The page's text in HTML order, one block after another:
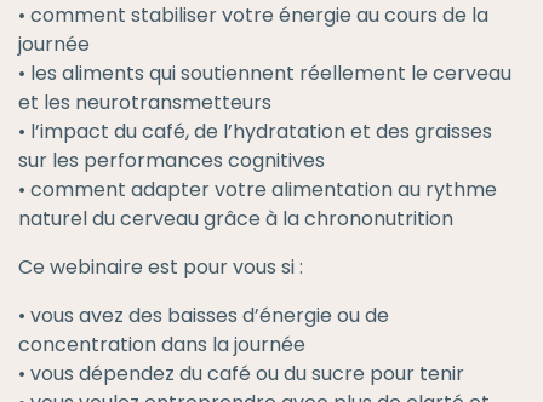
• comment stabiliser votre énergie au cours de la
journée
• les aliments qui soutiennent réellement le cerveau
et les neurotransmetteurs
• l’impact du café, de l’hydratation et des graisses
sur les performances cognitives
• comment adapter votre alimentation au rythme
naturel du cerveau grâce à la chrononutrition
Ce webinaire est pour vous si :
• vous avez des baisses d’énergie ou de
concentration dans la journée
• vous dépendez du café ou du sucre pour tenir